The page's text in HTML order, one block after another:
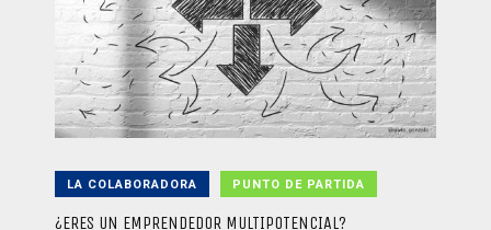
LA COLABORADORA PUNTO DE PARTIDA
¿ERES UN EMPRENDEDOR MULTIPOTENCIAL?